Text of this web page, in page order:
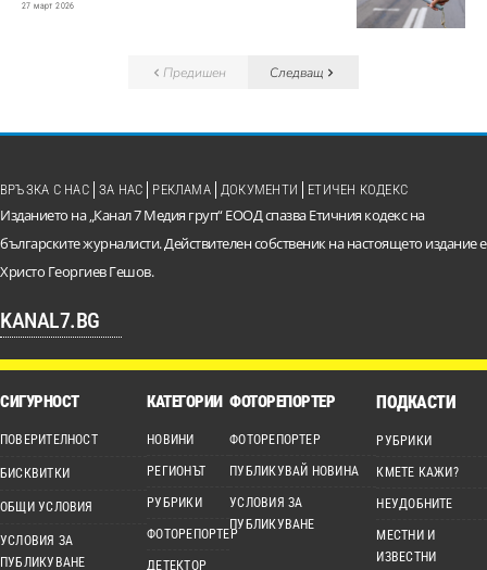
27 март 2026
Предишен Следващ
Изданието на „Канал 7 Медия груп“ ЕООД спазва Етичния кодекс на
българските журналисти. Действителен собственик на настоящето издание е
Христо Георгиев Гешов.
KANAL7.BG
ВРЪЗКА С НАС ЗА НАС РЕКЛАМА ДОКУМЕНТИ ЕТИЧЕН КОДЕКС
СИГУРНОСТ
ПОВЕРИТЕЛНОСТ
БИСКВИТКИ
ОБЩИ УСЛОВИЯ
УСЛОВИЯ ЗА
ПУБЛИКУВАНЕ
КАТЕГОРИИ
НОВИНИ
РЕГИОНЪТ
РУБРИКИ
ФОТОРЕПОРТЕР
ДЕТЕКТОР
ФОТОРЕПОРТЕР
ФОТОРЕПОРТЕР
ПУБЛИКУВАЙ НОВИНА
УСЛОВИЯ ЗА
ПУБЛИКУВАНЕ
ПОДКАСТИ
РУБРИКИ
КМЕТЕ КАЖИ?
НЕУДОБНИТЕ
МЕСТНИ И
ИЗВЕСТНИ